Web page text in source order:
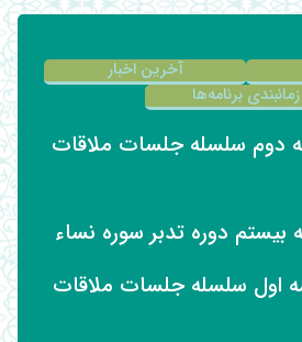
آخرین اخبار
زمانبندی برنامه‌ها
| جلسه دوم سلسله جلسات ملاقات
| جلسه اول سلسله جلسات ملاقات